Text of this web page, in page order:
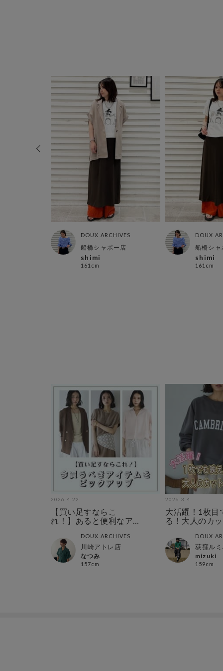
DOUX ARCHIVES
船橋シャポー店
shimi
161cm
DOUX
船橋シャ
shimi
161cm
2026-4-22
【買い足すならこ
れ！】あると便利なア
DOUX ARCHIVES
川崎アトレ店
なつみ
157cm
2026-3-4
大活躍！1枚目
る！大人のカ
DOUX
荻窪ル
mizuki
159cm